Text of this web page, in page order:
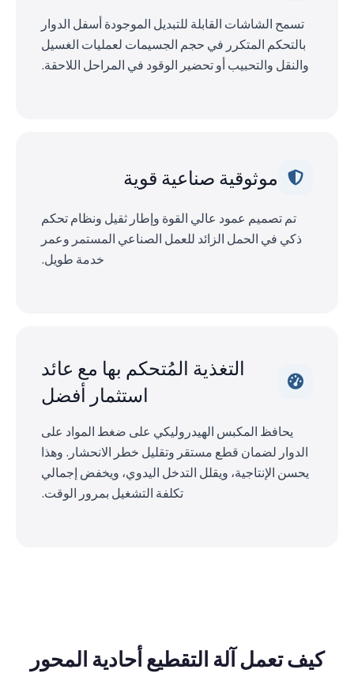
تسمح الشاشات القابلة للتبديل الموجودة أسفل الدوار
بالتحكم المتكرر في حجم الجسيمات لعمليات الغسيل
والنقل والتحبيب أو تحضير الوقود في المراحل اللاحقة.
موثوقية صناعية قوية
تم تصميم عمود عالي القوة وإطار ثقيل ونظام تحكم
ذكي في الحمل الزائد للعمل الصناعي المستمر وعمر
خدمة طويل.
التغذية المُتحكم بها مع عائد
استثمار أفضل
يحافظ المكبس الهيدروليكي على ضغط المواد على
الدوار لضمان قطع مستقر وتقليل خطر الانحشار. وهذا
يحسن الإنتاجية، ويقلل التدخل اليدوي، ويخفض إجمالي
تكلفة التشغيل بمرور الوقت.
كيف تعمل آلة التقطيع أحادية المحور